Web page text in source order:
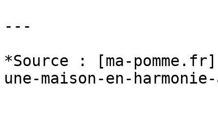
---
*Source : [ma-